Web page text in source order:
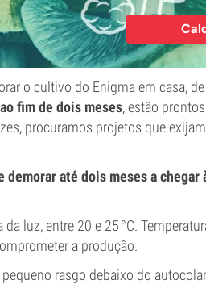
o cultivo do Enigma em casa,
ao fim de dois meses, estão
procuramos projetos que
até dois meses a chegar
luz, entre 20 e 25 °C.
a produção.
rasgo debaixo do